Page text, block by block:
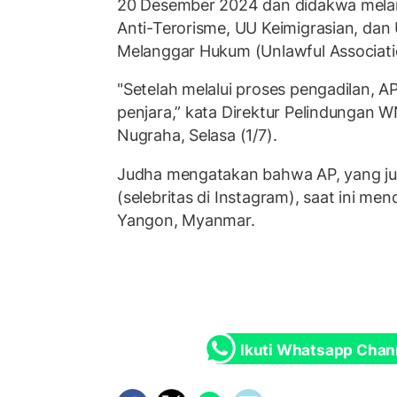
20 Desember 2024 dan didakwa
Anti-Terorisme, UU Keimigrasian,
Melanggar Hukum (Unlawful
"Setelah melalui proses pengadilan,
penjara,” kata Direktur Pelindungan
Nugraha, Selasa (1/7).
Judha mengatakan bahwa AP, yang
(selebritas di Instagram), saat ini
Yangon, Myanmar.
Ikuti Whatsapp